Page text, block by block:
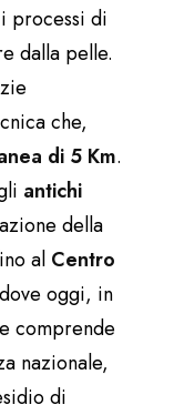
processi di
dalla pelle.
che,
di 5 Km.
antichi
della
al Centro
oggi, in
comprende
nazionale,
di